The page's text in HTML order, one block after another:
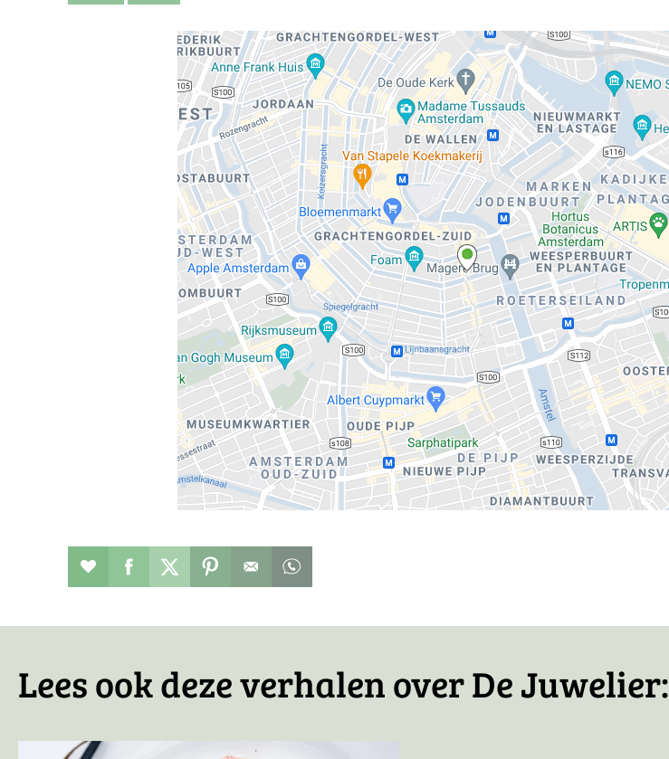
Restaurant toevoegen aan favorieten
Deel dit op facebook
Deel dit op twitter
Deel dit op pinterest
Lees ook deze verhalen over De Juwelier: